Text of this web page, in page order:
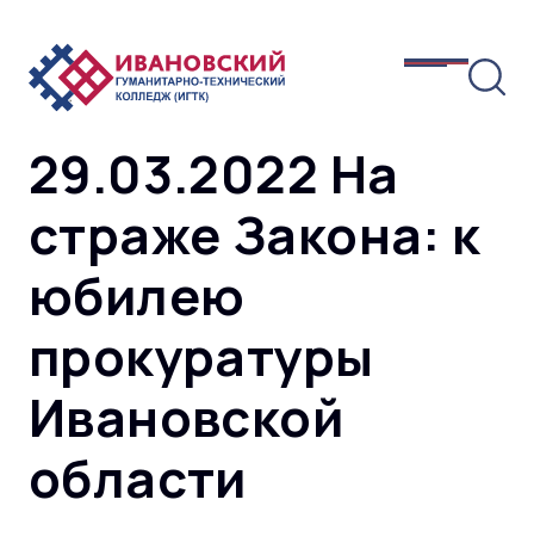
29.03.2022 На
страже Закона: к
юбилею
прокуратуры
Ивановской
области